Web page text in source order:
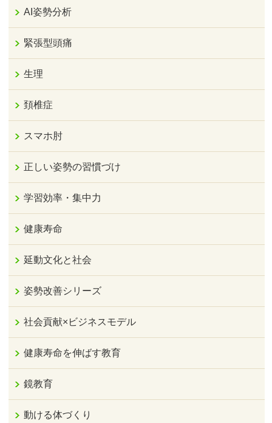
AI姿勢分析
緊張型頭痛
生理
頚椎症
スマホ肘
正しい姿勢の習慣づけ
学習効率・集中力
健康寿命
延動文化と社会
姿勢改善シリーズ
社会貢献×ビジネスモデル
健康寿命を伸ばす教育
鏡教育
動ける体づくり